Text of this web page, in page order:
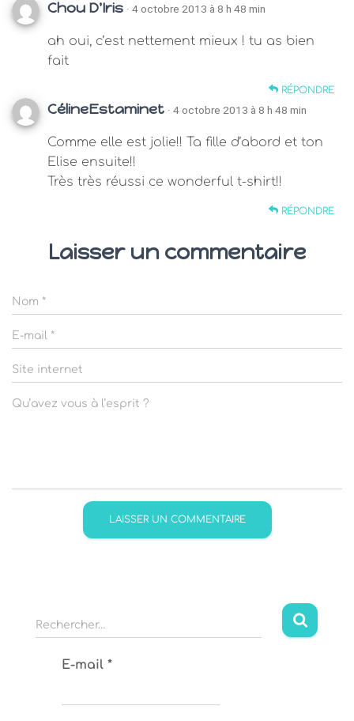
Chou D'Iris · 4 octobre 2013 à 8 h 48 min
ah oui, c’est nettement mieux ! tu as bien
fait
RÉPONDRE
CélineEstaminet · 4 octobre 2013 à 8 h 48 min
Comme elle est jolie!! Ta fille d’abord et ton
Elise ensuite!!
Très très réussi ce wonderful t-shirt!!
RÉPONDRE
Laisser un commentaire
Nom *
E-mail *
Site internet
Qu’avez vous à l’esprit ?
R
e
Rechercher…
E-mail *